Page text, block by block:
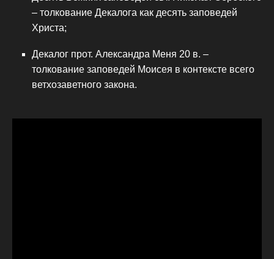
– толкование Декалога как десять заповедей
Христа;
Декалог прот. Александра Меня 20 в. –
толкование заповедей Моисея в контексте всего
ветхозаветного закона.